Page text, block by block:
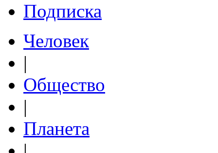
Подписка
Человек
|
Общество
|
Планета